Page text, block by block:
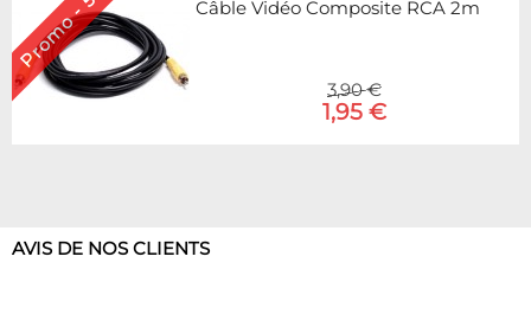
Câble Vidéo Composite RCA 2m
3,90 €
1,95 €
AVIS DE NOS CLIENTS